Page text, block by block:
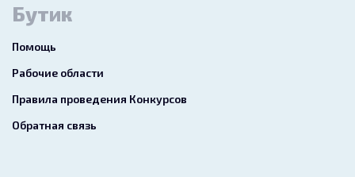
Бутик
Помощь
Рабочие области
Правила проведения Конкурсов
Обратная связь